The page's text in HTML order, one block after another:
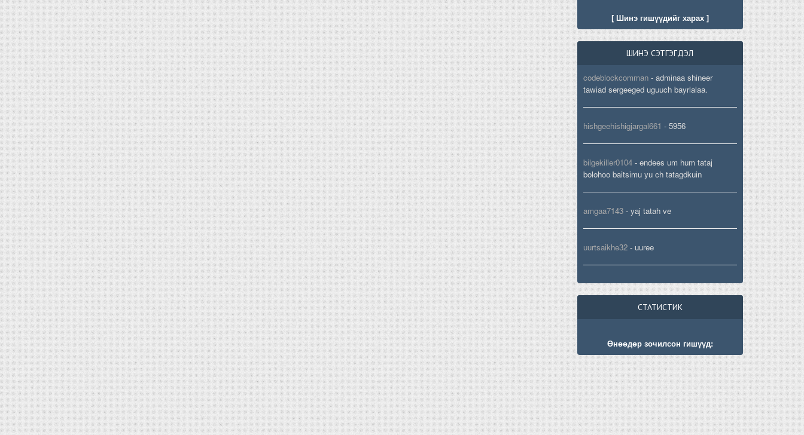
[ Шинэ гишүүдийг харах ]
ШИНЭ СЭТГЭГДЭЛ
codeblockcomman- adminaa shineer
tawiad sergeeged uguuch bayrlalaa.
hishgeehishigjargal661 - 5956
bilgekiller0104- endees um hum tataj
bolohoo baitsimu yu ch tatagdkuin
amgaa7143- yaj tatah ve
uurtsaikhe32- uuree
СТАТИСТИК
Өнөөдөр зочилсон гишүүд: